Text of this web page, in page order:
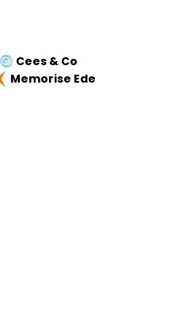
Cees & Co
Memorise Ede